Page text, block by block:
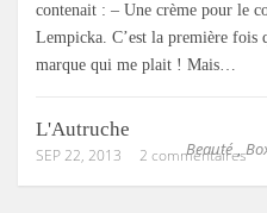
contenait : – Une crème pour le
Lempicka. C’est la première fois
marque qui me plait ! Mais…
Beauté
L'Autruche
SEP 22, 2013 2 commentaires